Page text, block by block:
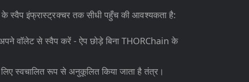
के स्वैप इंफ्रास्ट्रक्चर तक सीधी पहुँच की आवश्यकता है:
वॉलेट से स्वैप करें - ऐप छोड़े बिना THORChain के
स्वचालित रूप से अनुकूलित किया जाता है तंत्र।